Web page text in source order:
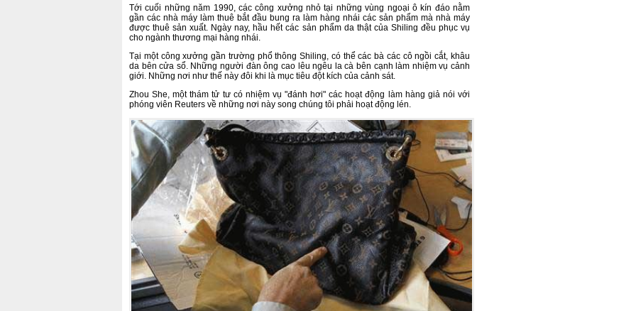
Tới cuối những năm 1990, các công xưởng nhỏ tại những vùng ngoại ô kín đáo nằm
gần các nhà máy làm thuê bắt đầu bung ra làm hàng nhái các sản phẩm mà nhà máy
được thuê sản xuất. Ngày nay, hầu hết các sản phẩm da thật của Shiling đều phục vụ
cho ngành thương mại hàng nhái.
Tại một công xưởng gần trường phổ thông Shiling, có thể các bà các cô ngồi cắt, khâu
da bên cửa sổ. Những người đàn ông cao lêu ngêu la cà bên cạnh làm nhiệm vụ cảnh
giới. Những nơi như thế này đôi khi là mục tiêu đột kích của cảnh sát.
Zhou She, một thám tử tư có nhiệm vụ "đánh hơi" các hoạt động làm hàng giả nói với
phóng viên Reuters về những nơi này song chúng tôi phải hoạt động lén.